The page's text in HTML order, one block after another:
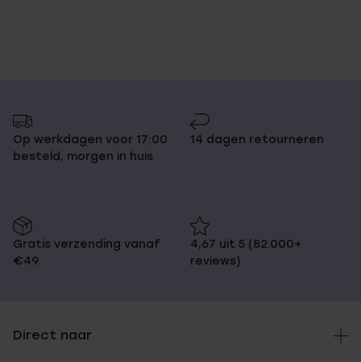
Op werkdagen voor 17:00
besteld, morgen in huis
14 dagen retourneren
Gratis verzending vanaf
€49
4,67 uit 5 (82.000+
reviews)
Direct naar